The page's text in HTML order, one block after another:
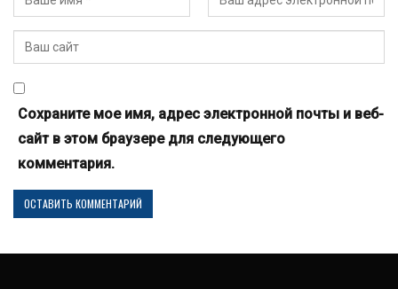
Сохраните мое имя, адрес электронной почты и веб-
сайт в этом браузере для следующего
комментария.